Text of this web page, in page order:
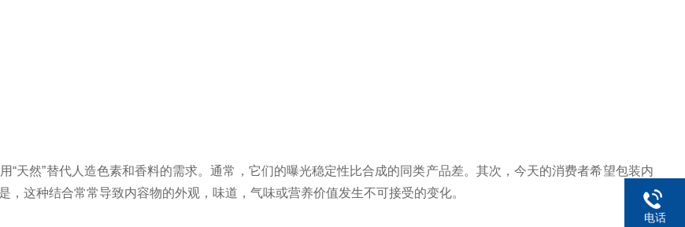
“天然”替代人造色素和香料的需求。通常，它们的曝光稳定性比合成的同类产品差。其次，今天的消费者希望包装内
这种结合常常导致内容物的外观，味道，气味或营养价值发生不可接受的变化。
电话